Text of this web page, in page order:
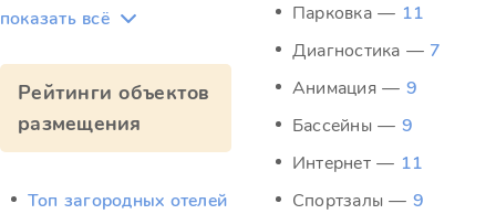
показать всё
Рейтинги объектов
размещения
Топ загородных отелей
Парковка — 11
Диагностика — 7
Анимация — 9
Бассейны — 9
Интернет — 11
Спортзалы — 9